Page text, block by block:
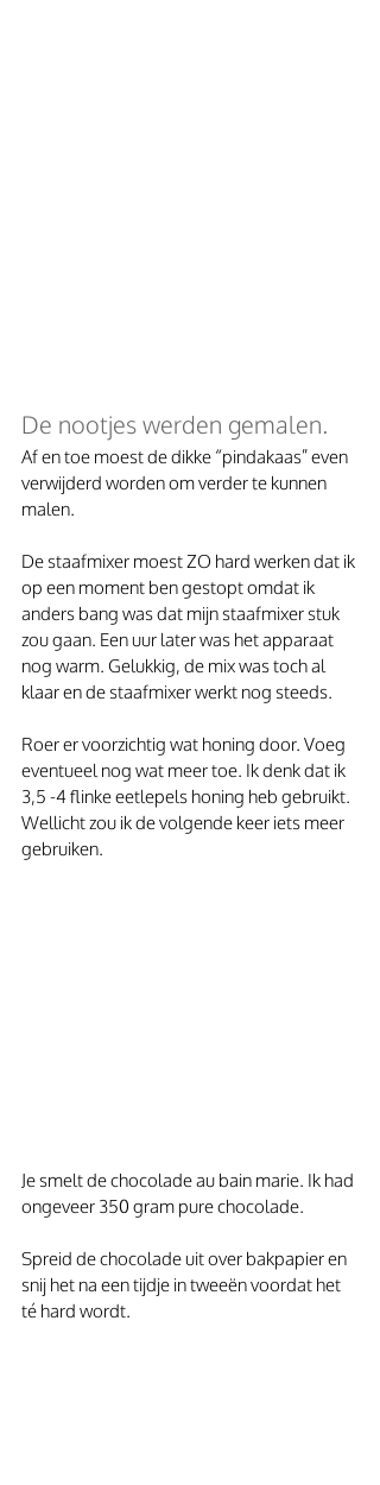
De nootjes werden gemalen.
Af en toe moest de dikke “pindakaas” even
verwijderd worden om verder te kunnen
malen.
De staafmixer moest ZO hard werken dat ik
op een moment ben gestopt omdat ik
anders bang was dat mijn staafmixer stuk
zou gaan. Een uur later was het apparaat
nog warm. Gelukkig, de mix was toch al
klaar en de staafmixer werkt nog steeds.
Roer er voorzichtig wat honing door. Voeg
eventueel nog wat meer toe. Ik denk dat ik
3,5 -4 flinke eetlepels honing heb gebruikt.
Wellicht zou ik de volgende keer iets meer
gebruiken.
Je smelt de chocolade au bain marie. Ik had
ongeveer 350 gram pure chocolade.
Spreid de chocolade uit over bakpapier en
snij het na een tijdje in tweeën voordat het
té hard wordt.